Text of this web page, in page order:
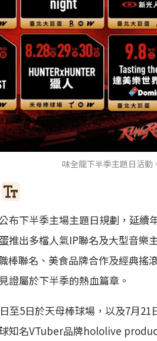
味全龍下半季主題日活動
布下半季主場主題日規劃，延
推出多檔人氣IP聯名及大型音
棒聯名、美食品牌合作及經典搖
證屬於下半季的熱血篇章。
至5日於天母棒球場，以及7月
知名VTuber品牌hololive